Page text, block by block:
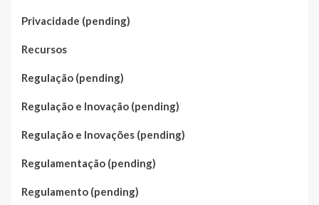
Privacidade (pending)
Recursos
Regulação (pending)
Regulação e Inovação (pending)
Regulação e Inovações (pending)
Regulamentação (pending)
Regulamento (pending)